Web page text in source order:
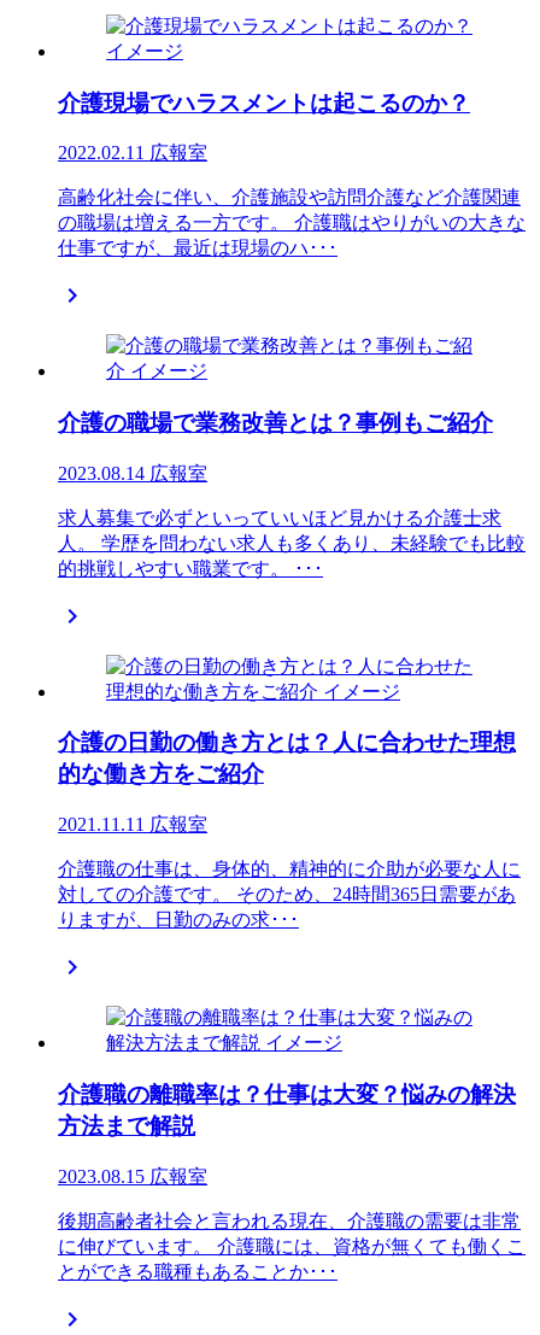
介護現場でハラスメントは起こるのか？
2022.02.11 広報室
高齢化社会に伴い、介護施設や訪問介護など介護関連
の職場は増える一方です。 介護職はやりがいの大きな
仕事ですが、最近は現場のハ･･･

介護の職場で業務改善とは？事例もご紹介
2023.08.14 広報室
求人募集で必ずといっていいほど見かける介護士求
人。 学歴を問わない求人も多くあり、未経験でも比較
的挑戦しやすい職業です。 ･･･

介護の日勤の働き方とは？人に合わせた理想
的な働き方をご紹介
2021.11.11 広報室
介護職の仕事は、身体的、精神的に介助が必要な人に
対しての介護です。 そのため、24時間365日需要があ
りますが、日勤のみの求･･･

介護職の離職率は？仕事は大変？悩みの解決
方法まで解説
2023.08.15 広報室
後期高齢者社会と言われる現在、介護職の需要は非常
に伸びています。 介護職には、資格が無くても働くこ
とができる職種もあることか･･･
